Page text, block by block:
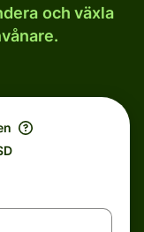
och växla